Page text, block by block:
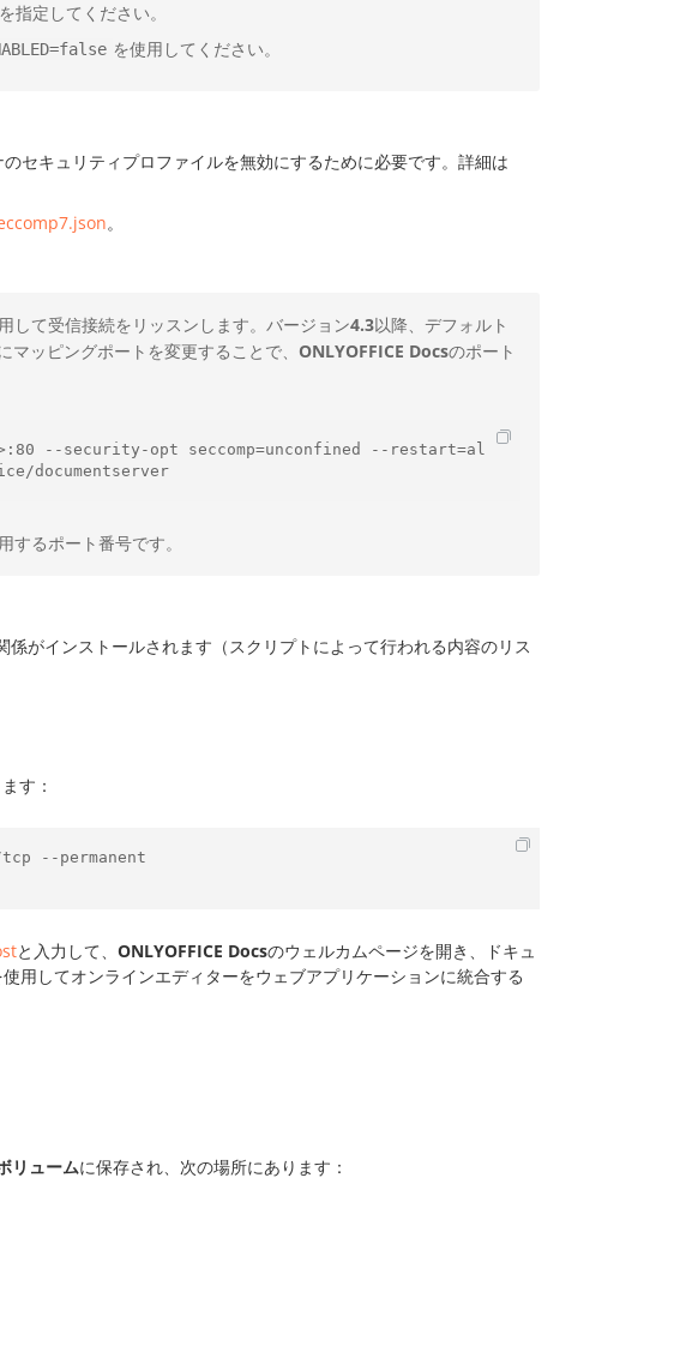
指定してください。
を使用してください。
セキュリティプロファイルを無効にするために必要です。詳細は
。
して受信接続をリッスンします。バージョン4.3以降、デフォルト
ッピングポートを変更することで、 ONLYOFFICE Docsのポート
--security-opt seccomp=unconfined --restart=al
documentserver
するポート番号です。
係がインストールされます（スクリプトによって行われる内容のリス
す：
--permanent
と入力して、 ONLYOFFICE Docsのウェルカムページを開き、ドキュ
用してオンラインエディターをウェブアプリケーションに統合する
リュームに保存され、次の場所にあります：